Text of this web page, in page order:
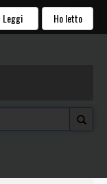
Leggi Ho letto